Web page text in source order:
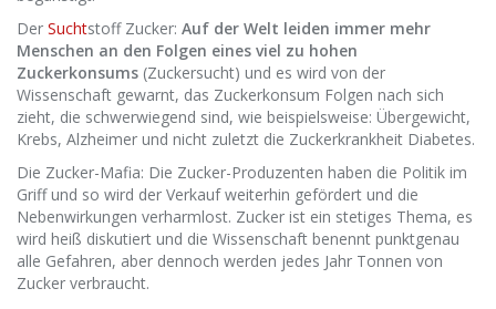
Der Suchtstoff Zucker: Auf der Welt leiden immer mehr
Menschen an den Folgen eines viel zu hohen
Zuckerkonsums (Zuckersucht) und es wird von der
Wissenschaft gewarnt, das Zuckerkonsum Folgen nach sich
zieht, die schwerwiegend sind, wie beispielsweise: Übergewicht,
Krebs, Alzheimer und nicht zuletzt die Zuckerkrankheit Diabetes.
Die Zucker-Mafia: Die Zucker-Produzenten haben die Politik im
Griff und so wird der Verkauf weiterhin gefördert und die
Nebenwirkungen verharmlost. Zucker ist ein stetiges Thema, es
wird heiß diskutiert und die Wissenschaft benennt punktgenau
alle Gefahren, aber dennoch werden jedes Jahr Tonnen von
Zucker verbraucht.